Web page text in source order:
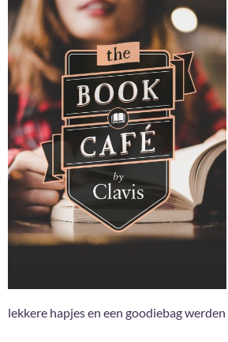
lekkere hapjes en een goodiebag